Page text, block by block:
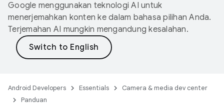
Google menggunakan teknologi AI untuk
menerjemahkan konten ke dalam bahasa pilihan Anda.
Terjemahan AI mungkin mengandung kesalahan.
Android Developers Essentials
Camera & media dev center
Panduan